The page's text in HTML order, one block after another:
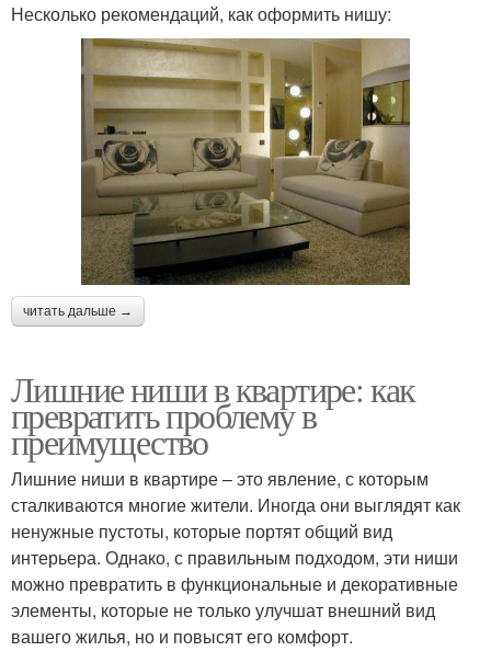
Несколько рекомендаций, как оформить нишу:
читать дальше →
Лишние ниши в квартире: как
превратить проблему в
преимущество
Лишние ниши в квартире – это явление, с которым
сталкиваются многие жители. Иногда они выглядят как
ненужные пустоты, которые портят общий вид
интерьера. Однако, с правильным подходом, эти ниши
можно превратить в функциональные и декоративные
элементы, которые не только улучшат внешний вид
вашего жилья, но и повысят его комфорт.